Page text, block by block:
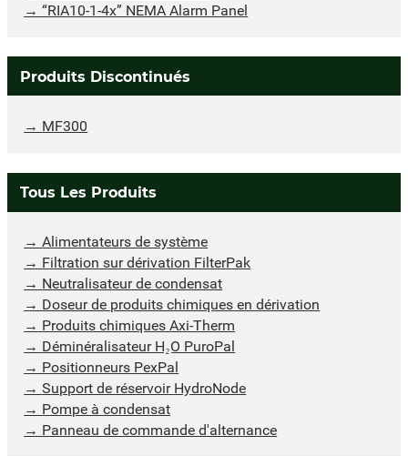
“RIA10-1-4x” NEMA Alarm Panel
Produits Discontinués
MF300
Tous Les Produits
Alimentateurs de système
Filtration sur dérivation FilterPak
Neutralisateur de condensat
Doseur de produits chimiques en dérivation
Produits chimiques Axi-Therm
Déminéralisateur H₂O PuroPal
Positionneurs PexPal
Support de réservoir HydroNode
Pompe à condensat
Panneau de commande d'alternance